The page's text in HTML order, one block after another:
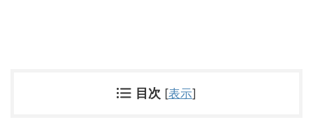
目次 [表示]